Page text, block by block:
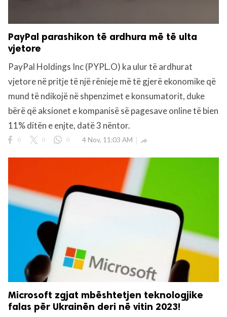
PayPal parashikon të ardhura më të ulta
vjetore
PayPal Holdings Inc (PYPL.O) ka ulur të ardhurat
vjetore në pritje të një rënieje më të gjerë ekonomike që
mund të ndikojë në shpenzimet e konsumatorit, duke
bërë që aksionet e kompanisë së pagesave online të bien
11% ditën e enjte, datë 3 nëntor.
0 0 0 4 Nov, 11:03 AM 
Microsoft zgjat mbështetjen teknologjike
falas për Ukrainën deri në vitin 2023!